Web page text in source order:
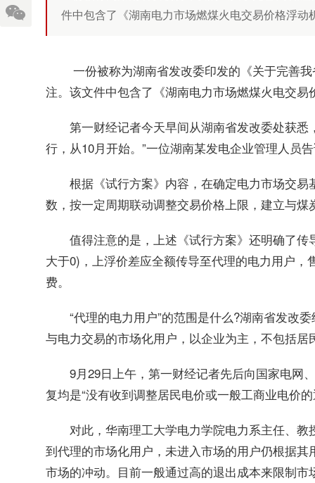
件中包含了《湖南电力市场燃煤火电交易价格浮动
一份被称为湖南省发改委印发的《关于完善
注。该文件中包含了《湖南电力市场燃煤火电交
第一财经记者今天早间从湖南省发改委处获
行，从10月开始。”一位湖南某发电企业管理人员
根据《试行方案》内容，在确定电力市场交
数，按一定周期联动调整交易价格上限，建立与
值得注意的是，上述《试行方案》还明确了
大于0)，上浮价差应全额传导至代理的电力用户
费。
“代理的电力用户”的范围是什么?湖南省发改
与电力交易的市场化用户，以企业为主，不包括居
9月29日上午，第一财经记者先后向国家电网
复均是“没有收到调整居民电价或一般工商业电价的
对此，华南理工大学电力学院电力系主任、
到代理的市场化用户，未进入市场的用户仍根据
市场的冲动。目前一般通过高的退出成本来限制